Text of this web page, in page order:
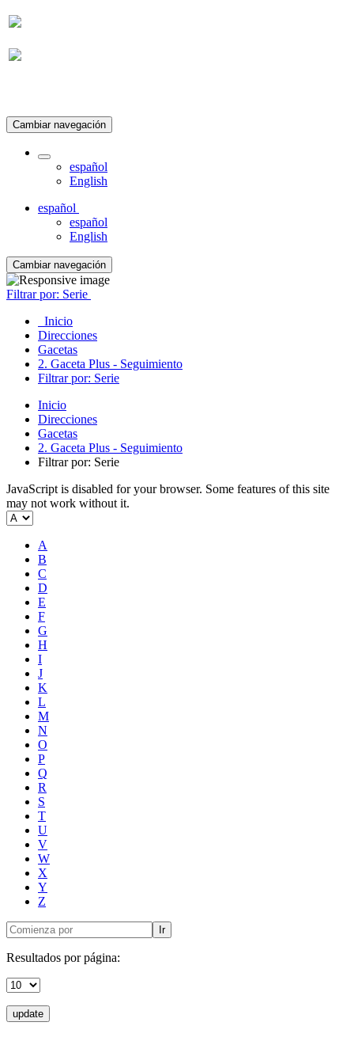
Cambiar navegación
español
English
español
español
English
Cambiar navegación
Filtrar por: Serie
Inicio
Direcciones
Gacetas
2. Gaceta Plus - Seguimiento
Filtrar por: Serie
Inicio
Direcciones
Gacetas
2. Gaceta Plus - Seguimiento
Filtrar por: Serie
JavaScript is disabled for your browser. Some features of this site
may not work without it.
A
B
C
D
E
F
G
H
I
J
K
L
M
N
O
P
Q
R
S
T
U
V
W
X
Y
Z
Ir
Resultados por página:
update